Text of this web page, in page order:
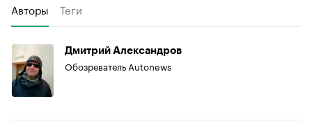
Авторы Теги
Дмитрий Александров
Обозреватель Autonews